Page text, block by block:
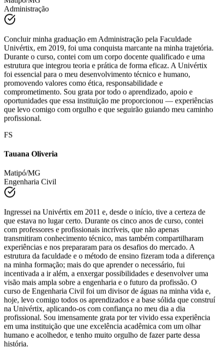
Matipó/MG
Administração
Concluir minha graduação em Administração pela Faculdade
Univértix, em 2019, foi uma conquista marcante na minha trajetória.
Durante o curso, contei com um corpo docente qualificado e uma
estrutura que integrou teoria e prática de forma eficaz. A Univértix
foi essencial para o meu desenvolvimento técnico e humano,
promovendo valores como ética, responsabilidade e
comprometimento. Sou grata por todo o aprendizado, apoio e
oportunidades que essa instituição me proporcionou — experiências
que levo comigo com orgulho e que seguirão guiando meu caminho
profissional.
Tauana Oliveria
Matipó/MG
Engenharia Civil
Ingressei na Univértix em 2011 e, desde o início, tive a certeza de
que estava no lugar certo. Durante os cinco anos de curso, contei
com professores e profissionais incríveis, que não apenas
transmitiram conhecimento técnico, mas também compartilharam
experiências e nos prepararam para os desafios do mercado. A
estrutura da faculdade e o método de ensino fizeram toda a diferença
na minha formação; mais do que aprender o necessário, fui
incentivada a ir além, a enxergar possibilidades e desenvolver uma
visão mais ampla sobre a engenharia e o futuro da profissão. O
curso de Engenharia Civil foi um divisor de águas na minha vida e,
hoje, levo comigo todos os aprendizados e a base sólida que construí
na Univértix, aplicando-os com confiança no meu dia a dia
profissional. Sou imensamente grata por ter vivido essa experiência
em uma instituição que une excelência acadêmica com um olhar
humano e acolhedor, e tenho muito orgulho de fazer parte dessa